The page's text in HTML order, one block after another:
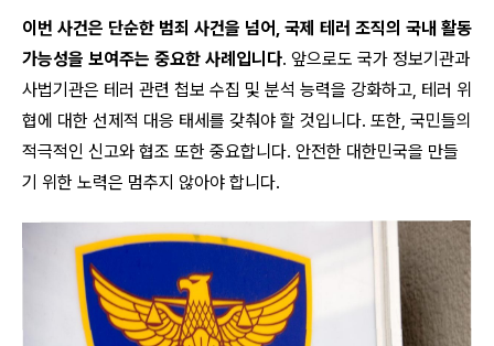
이번 사건은 단순한 범죄 사건을 넘어, 국제 테러 조직의 국내 활동
가능성을 보여주는 중요한 사례입니다. 앞으로도 국가 정보기관과
사법기관은 테러 관련 첩보 수집 및 분석 능력을 강화하고, 테러 위
협에 대한 선제적 대응 태세를 갖춰야 할 것입니다. 또한, 국민들의
적극적인 신고와 협조 또한 중요합니다. 안전한 대한민국을 만들
기 위한 노력은 멈추지 않아야 합니다.